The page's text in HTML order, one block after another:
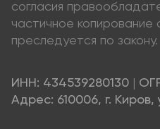
согласия
частичное
преследуется по закону.
ИНН: 434539280130
Адрес: 610006, г. Киров,